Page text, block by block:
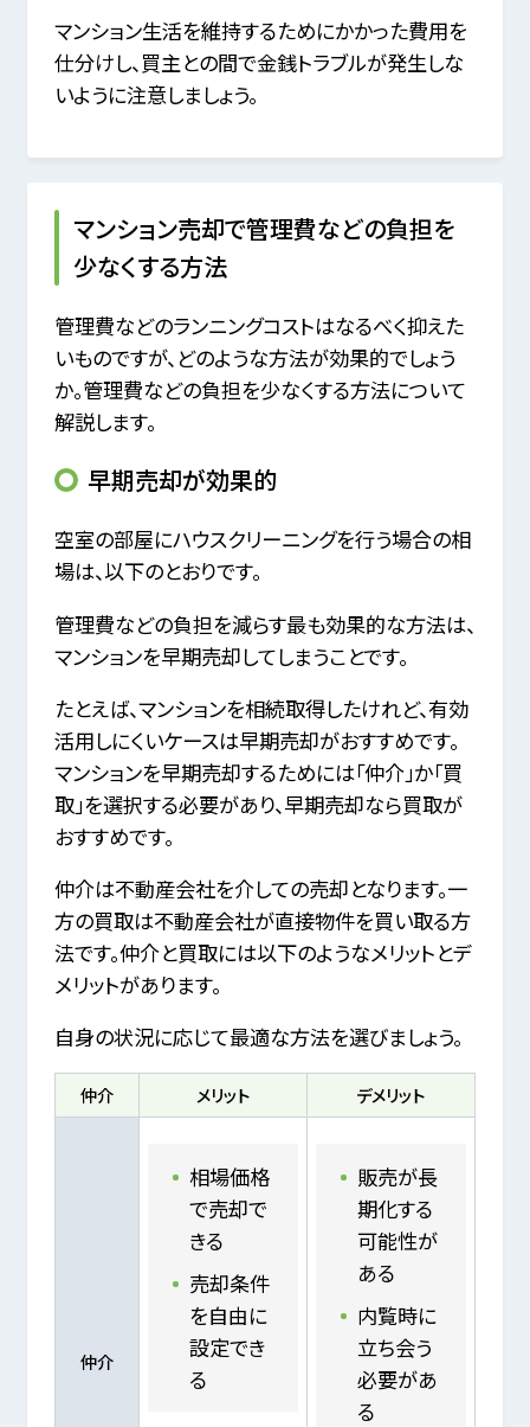
マンション生活を維持するためにかかった費用を
仕分けし、買主との間で金銭トラブルが発生しな
いように注意しましょう。
マンション売却で管理費などの負担を
少なくする方法
管理費などのランニングコストはなるべく抑えた
いものですが、どのような方法が効果的でしょう
か。管理費などの負担を少なくする方法について
解説します。
早期売却が効果的
空室の部屋にハウスクリーニングを行う場合の相
場は、以下のとおりです。
管理費などの負担を減らす最も効果的な方法は、
マンションを早期売却してしまうことです。
たとえば、マンションを相続取得したけれど、有効
活用しにくいケースは早期売却がおすすめです。
マンションを早期売却するためには「仲介」か「買
取」を選択する必要があり、早期売却なら買取が
おすすめです。
仲介は不動産会社を介しての売却となります。一
方の買取は不動産会社が直接物件を買い取る方
法です。仲介と買取には以下のようなメリットとデ
メリットがあります。
自身の状況に応じて最適な方法を選びましょう。
仲介 メリット デメリット
仲介
相場価格
で売却で
きる
売却条件
を自由に
設定でき
る
販売が長
期化する
可能性が
ある
内覧時に
立ち会う
必要があ
る